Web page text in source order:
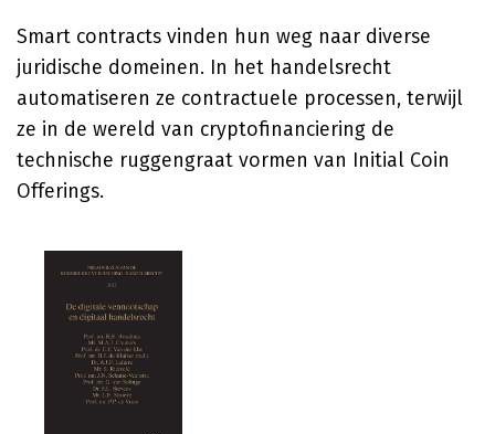
Smart contracts vinden hun weg naar diverse
juridische domeinen. In het handelsrecht
automatiseren ze contractuele processen, terwijl
ze in de wereld van cryptofinanciering de
technische ruggengraat vormen van Initial Coin
Offerings.